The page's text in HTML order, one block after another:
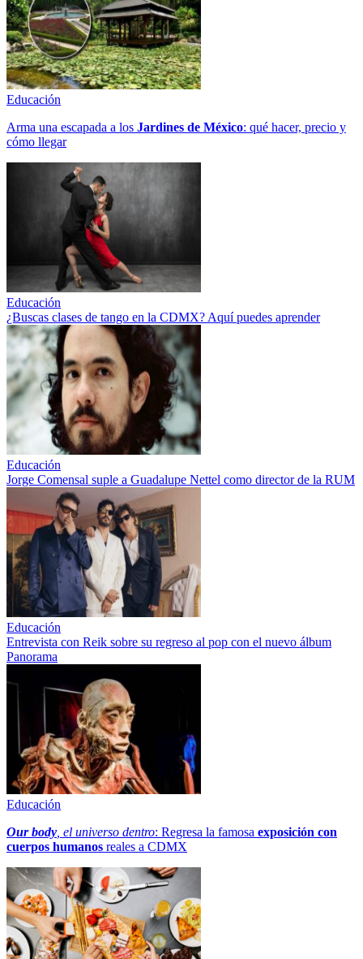
Educación
Arma una escapada a los Jardines de México: qué hacer, precio y
cómo llegar
Educación
¿Buscas clases de tango en la CDMX? Aquí puedes aprender
Educación
Jorge Comensal suple a Guadalupe Nettel como director de la RUM
Educación
Entrevista con Reik sobre su regreso al pop con el nuevo álbum
Panorama
Educación
Our body , el universo dentro: Regresa la famosa exposición con
cuerpos humanos reales a CDMX